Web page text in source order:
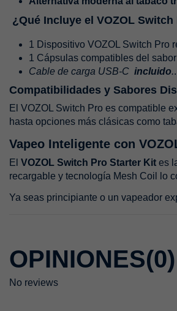
¿Qué Incluye el VOZOL Switch
1 Dispositivo VOZOL Switch Pro
1 Cápsulas compatibles del
Cable de carga USB-C incluido..
Compatibilidades y Sabores
El VOZOL Switch Pro es compatible
hasta opciones más clásicas como
Vapeo Inteligente con
El VOZOL Switch Pro Starter Kit es
recargable y tecnología Mesh Coil lo
Ya seas principiante o un vapeador
OPINIONES(0)
No reviews